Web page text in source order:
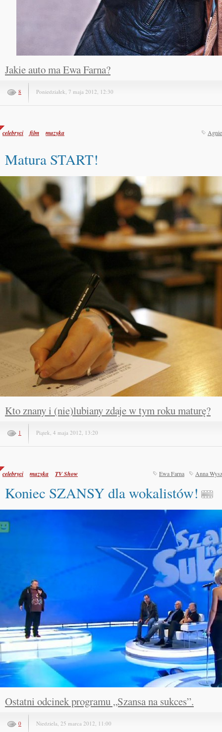
Jakie auto ma Ewa Farna?
8 Poniedziałek, 7 maja 2012, 12:30
celebryci film muzyka
Matura START!
Kto znany i (nie)lubiany zdaje w tym roku maturę?
1 Piątek, 4 maja 2012, 13:20
celebryci muzyka TV Show Ewa Farna Anna
Koniec SZANSY dla wokalistów!
Ostatni odcinek programu „Szansa na sukces”.
0 Niedziela, 25 marca 2012, 11:00